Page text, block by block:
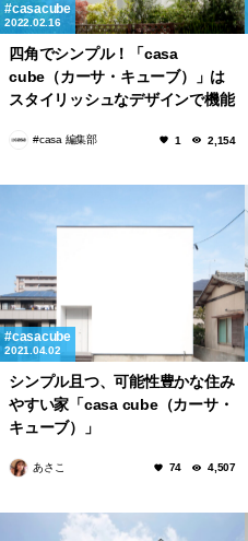
casacube
2022.02.16
四角でシンプル！「casa
cube（カーサ・キューブ）」は
スタイリッシュなデザインで機能
#casa 編集部 1 2,154
casacube
2021.04.02
シンプル且つ、可能性豊かな住み
やすい家「casa cube（カーサ・
キューブ）」
あさこ 74 4,507